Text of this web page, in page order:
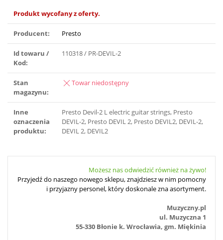
Produkt wycofany z oferty.
Producent: Presto
Id towaru /
Kod:
110318 / PR-DEVIL-2
Stan
magazynu:
Towar niedostępny
Inne
oznaczenia
produktu:
Presto Devil-2 L electric guitar strings, Presto
DEVIL-2, Presto DEVIL 2, Presto DEVIL2, DEVIL-2,
DEVIL 2, DEVIL2
Możesz nas odwiedzić również na żywo!
Przyjedź do naszego nowego sklepu, znajdziesz w nim pomocny
i przyjazny personel, który doskonale zna asortyment.
Muzyczny.pl
ul. Muzyczna 1
55-330 Błonie k. Wrocławia, gm. Miękinia